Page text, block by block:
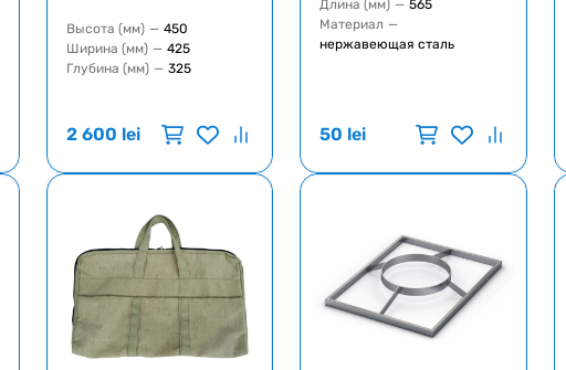
Высота (мм) — 450
Ширина (мм) — 425
Глубина (мм) — 325
2 600 lei
Длина (мм) — 565
Материал —
нержавеющая сталь
50 lei